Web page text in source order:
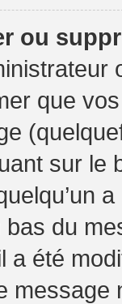
ou
que
sur le
bas du
a été
message